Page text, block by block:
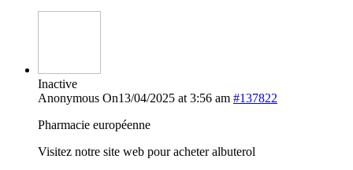
Inactive
Anonymous On13/04/2025 at 3:56 am #137822
Pharmacie européenne
Visitez notre site web pour acheter albuterol